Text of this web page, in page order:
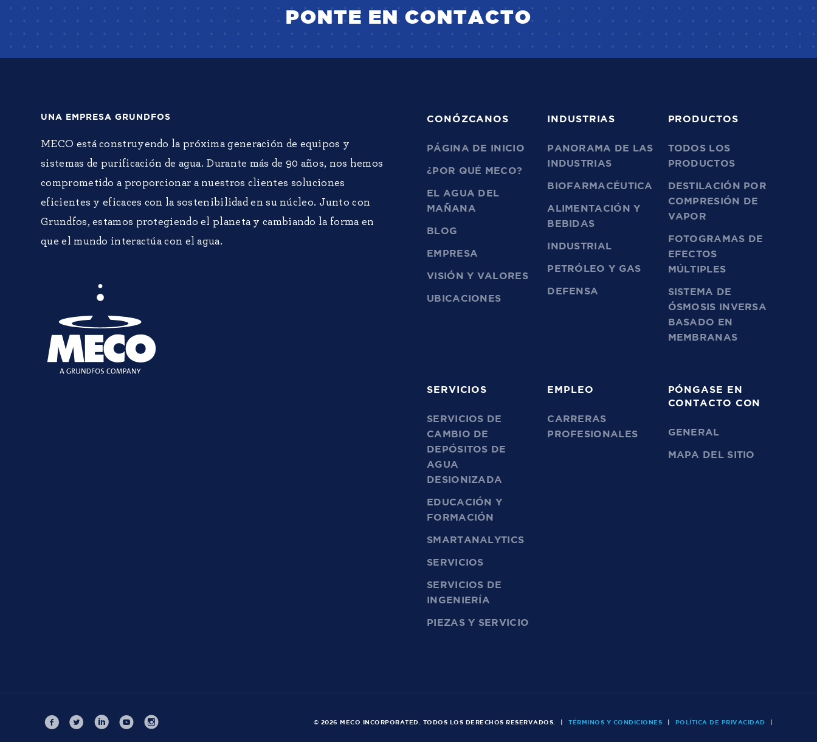
PONTE EN CONTACTO
CONÓZCANOS
PÁGINA DE INICIO
¿POR QUÉ MECO?
EL AGUA DEL
MAÑANA
BLOG
EMPRESA
VISIÓN Y VALORES
UBICACIONES
INDUSTRIAS
PANORAMA DE LAS
INDUSTRIAS
BIOFARMACÉUTICA
ALIMENTACIÓN Y
BEBIDAS
INDUSTRIAL
PETRÓLEO Y GAS
DEFENSA
PRODUCTOS
TODOS LOS
PRODUCTOS
DESTILACIÓN POR
COMPRESIÓN DE
VAPOR
FOTOGRAMAS DE
EFECTOS
MÚLTIPLES
SISTEMA DE
ÓSMOSIS INVERSA
BASADO EN
MEMBRANAS
SERVICIOS
SERVICIOS DE
CAMBIO DE
DEPÓSITOS DE
AGUA
DESIONIZADA
EDUCACIÓN Y
FORMACIÓN
SMARTANALYTICS
SERVICIOS
SERVICIOS DE
INGENIERÍA
PIEZAS Y SERVICIO
EMPLEO
CARRERAS
PROFESIONALES
PÓNGASE EN
CONTACTO CON
GENERAL
MAPA DEL SITIO
UNA EMPRESA GRUNDFOS
MECO está construyendo la próxima generación de equipos y
sistemas de purificación de agua. Durante más de 90 años, nos hemos
comprometido a proporcionar a nuestros clientes soluciones
eficientes y eficaces con la sostenibilidad en su núcleo. Junto con
Grundfos, estamos protegiendo el planeta y cambiando la forma en
que el mundo interactúa con el agua.
© 2026 MECO INCORPORATED. TODOS LOS DERECHOS RESERVADOS. TÉRMINOS Y CONDICIONES POLÍTICA DE PRIVACIDAD